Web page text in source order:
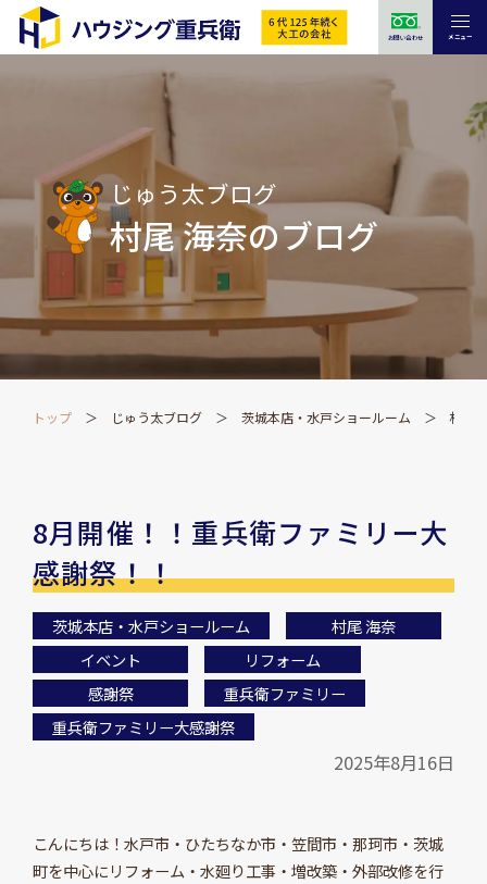
お問い合わせ メニュー
じゅう太ブログ
村尾 海奈のブログ
トップ じゅう太ブログ 茨城本店・水戸ショールーム 村尾
8月開催！！重兵衛ファミリー大
感謝祭！！
茨城本店・水戸ショールーム
村尾 海奈
イベント
リフォーム
感謝祭
重兵衛ファミリー
重兵衛ファミリー大感謝祭
2025年8月16日
こんにちは！水戸市・ひたちなか市・笠間市・那珂市・茨城
町を中心にリフォーム・水廻り工事・増改築・外部改修を行